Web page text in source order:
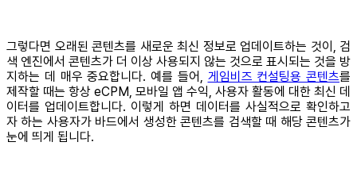
그렇다면 오래된 콘텐츠를 새로운 최신 정보로 업데이트하는 것이, 검
색 엔진에서 콘텐츠가 더 이상 사용되지 않는 것으로 표시되는 것을 방
지하는 데 매우 중요합니다. 예를 들어, 게임비즈 컨설팅용 콘텐츠를
제작할 때는 항상 eCPM, 모바일 앱 수익, 사용자 활동에 대한 최신 데
이터를 업데이트합니다. 이렇게 하면 데이터를 사실적으로 확인하고
자 하는 사용자가 바드에서 생성한 콘텐츠를 검색할 때 해당 콘텐츠가
눈에 띄게 됩니다.